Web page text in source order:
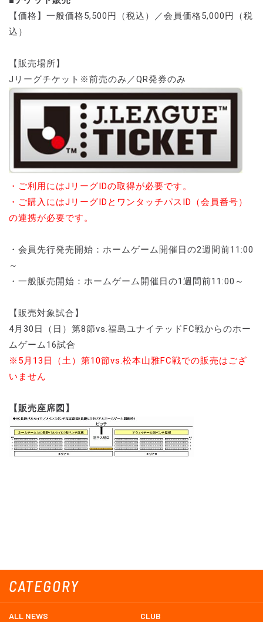
CATEGORY
ALL NEWS CLUB
【価格】一般価格5,500円（税込）／会員価格5,000円（税
込）
【販売場所】
Jリーグチケット※前売のみ／QR発券のみ
・ご利用にはJリーグIDの取得が必要です。
・ご購入にはJリーグIDとワンタッチパスID（会員番号）
の連携が必要です。
・会員先行発売開始：ホームゲーム開催日の2週間前11:00
～
・一般販売開始：ホームゲーム開催日の1週間前11:00～
【販売対象試合】
4月30日（日）第8節vs.福島ユナイテッドFC戦からのホー
ムゲーム16試合
※5月13日（土）第10節vs.松本山雅FC戦での販売はござ
いません
【販売座席図】